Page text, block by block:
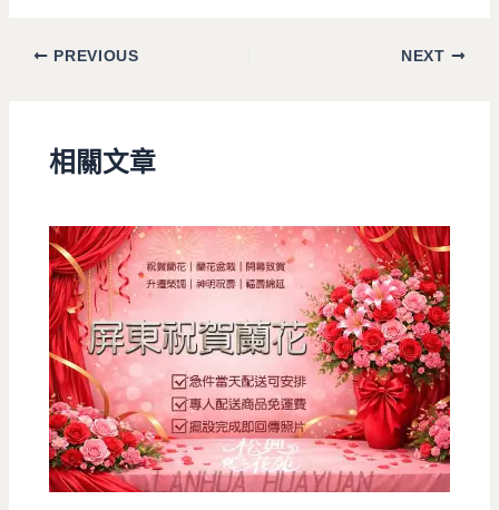
PREVIOUS NEXT
相關文章